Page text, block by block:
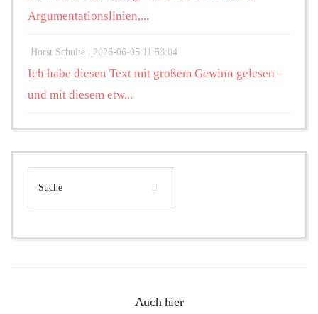
Argumentationslinien,...
Horst Schulte | 2026-06-05 11:53:04
Ich habe diesen Text mit großem Gewinn gelesen –
und mit diesem etw...
Auch hier